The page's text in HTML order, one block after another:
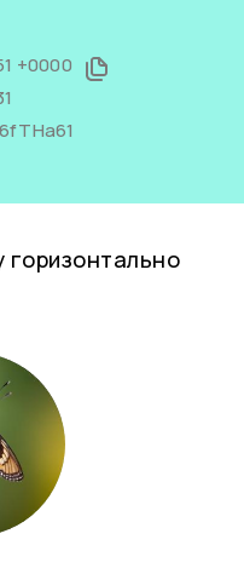
+0000
горизонтально